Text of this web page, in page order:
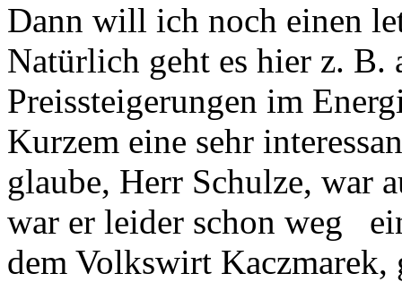
Dann will ich noch einen
Natürlich geht es hier z. B.
Preissteigerungen im
Kurzem eine sehr
glaube, Herr Schulze, war
war er leider schon weg
dem Volkswirt Kaczmarek,